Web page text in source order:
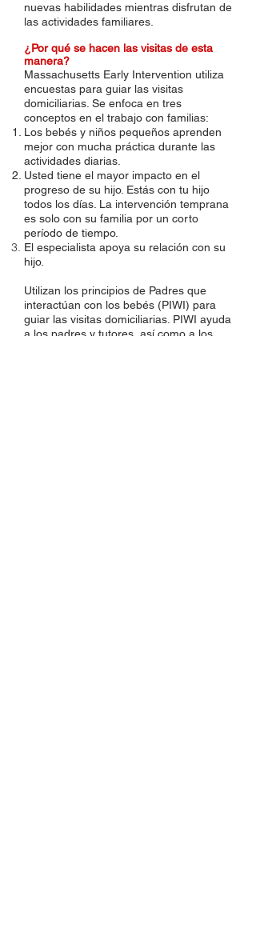
nuevas habilidades mientras disfrutan de
las actividades familiares.
¿Por qué se hacen las visitas de esta
manera?
Massachusetts Early Intervention utiliza
encuestas para guiar las visitas
domiciliarias. Se enfoca en tres
conceptos en el trabajo con familias:
Los bebés y niños pequeños aprenden
mejor con mucha práctica durante las
actividades diarias.
Usted tiene el mayor impacto en el
progreso de su hijo. Estás con tu hijo
todos los días. La intervención temprana
es solo con su familia por un corto
período de tiempo.
El especialista apoya su relación con su
hijo.
Utilizan los principios de Padres que
interactúan con los bebés (PIWI) para
guiar las visitas domiciliarias. PIWI ayuda
a los padres y tutores, así como a los